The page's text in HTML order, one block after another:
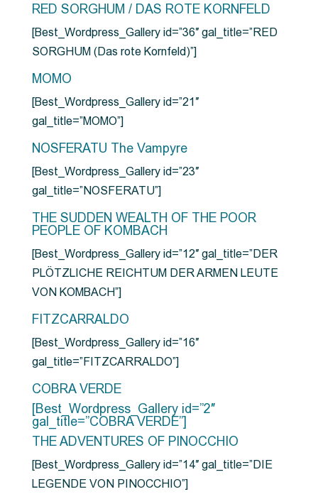
RED SORGHUM / DAS ROTE KORNFELD
[Best_Wordpress_Gallery id=”36″ gal_title=”RED
SORGHUM (Das rote Kornfeld)”]
MOMO
[Best_Wordpress_Gallery id=”21″
gal_title=”MOMO”]
NOSFERATU The Vampyre
[Best_Wordpress_Gallery id=”23″
gal_title=”NOSFERATU”]
THE SUDDEN WEALTH OF THE POOR
PEOPLE OF KOMBACH
[Best_Wordpress_Gallery id=”12″ gal_title=”DER
PLÖTZLICHE REICHTUM DER ARMEN LEUTE
VON KOMBACH”]
FITZCARRALDO
[Best_Wordpress_Gallery id=”16″
gal_title=”FITZCARRALDO”]
COBRA VERDE
[Best_Wordpress_Gallery id=”2″
gal_title=”COBRA VERDE”]
THE ADVENTURES OF PINOCCHIO
[Best_Wordpress_Gallery id=”14″ gal_title=”DIE
LEGENDE VON PINOCCHIO”]